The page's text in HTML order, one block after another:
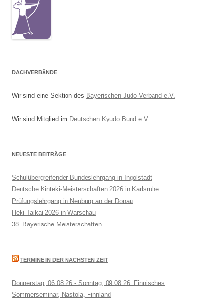
DACHVERBÄNDE
Wir sind eine Sektion des Bayerischen Judo-Verband e.V.
Wir sind Mitglied im Deutschen Kyudo Bund e.V.
NEUESTE BEITRÄGE
Schulübergreifender Bundeslehrgang in Ingolstadt
Deutsche Kinteki-Meisterschaften 2026 in Karlsruhe
Prüfungslehrgang in Neuburg an der Donau
Heki-Taikai 2026 in Warschau
38. Bayerische Meisterschaften
TERMINE IN DER NÄCHSTEN ZEIT
Donnerstag, 06.08.26 - Sonntag, 09.08.26: Finnisches
Sommerseminar, Nastola, Finnland